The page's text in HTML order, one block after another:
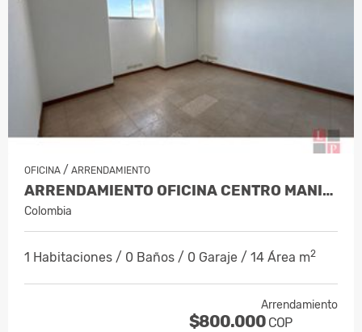
OFICINA / ARRENDAMIENTO
ARRENDAMIENTO OFICINA CENTRO MANIZA…
Colombia
1 Habitaciones / 0 Baños / 0 Garaje / 14 Área m2
Arrendamiento
$800.000 COP